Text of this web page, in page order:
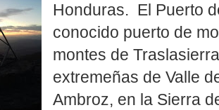
Honduras. El Puerto
conocido puerto de
montes de
extremeñas de Valle
Ambroz, en la Sierra